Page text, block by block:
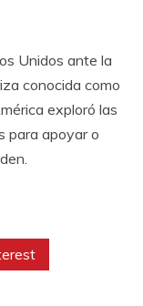
Unidos ante la
conocida como
exploró las
para apoyar o